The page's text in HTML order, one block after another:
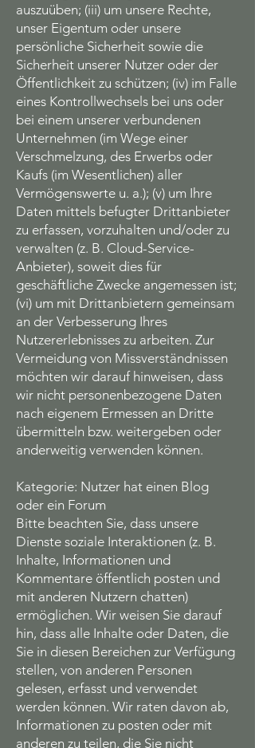
auszuüben; (iii) um unsere Rechte,
unser Eigentum oder unsere
persönliche Sicherheit sowie die
Sicherheit unserer Nutzer oder der
Öffentlichkeit zu schützen; (iv) im Falle
eines Kontrollwechsels bei uns oder
bei einem unserer verbundenen
Unternehmen (im Wege einer
Verschmelzung, des Erwerbs oder
Kaufs (im Wesentlichen) aller
Vermögenswerte u. a.); (v) um Ihre
Daten mittels befugter Drittanbieter
zu erfassen, vorzuhalten und/oder zu
verwalten (z. B. Cloud-Service-
Anbieter), soweit dies für
geschäftliche Zwecke angemessen ist;
(vi) um mit Drittanbietern gemeinsam
an der Verbesserung Ihres
Nutzererlebnisses zu arbeiten. Zur
Vermeidung von Missverständnissen
möchten wir darauf hinweisen, dass
wir nicht personenbezogene Daten
nach eigenem Ermessen an Dritte
übermitteln bzw. weitergeben oder
anderweitig verwenden können.
Kategorie: Nutzer hat einen Blog
oder ein Forum
Bitte beachten Sie, dass unsere
Dienste soziale Interaktionen (z. B.
Inhalte, Informationen und
Kommentare öffentlich posten und
mit anderen Nutzern chatten)
ermöglichen. Wir weisen Sie darauf
hin, dass alle Inhalte oder Daten, die
Sie in diesen Bereichen zur Verfügung
stellen, von anderen Personen
gelesen, erfasst und verwendet
werden können. Wir raten davon ab,
Informationen zu posten oder mit
anderen zu teilen, die Sie nicht